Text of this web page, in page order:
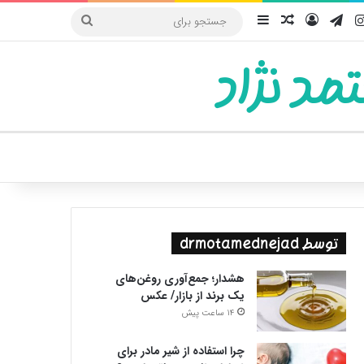
اینستاگرام
تلگرامورودنوشته تصادفی
سایدبار
جستجو
نژاد
پوسته
توسط drmotamednejad
هشدار؛ جمع‌آوری روغن‌های
یک برند از بازار/ عکس
14 ساعت پیش
چرا استفاده از شیر مادر برای